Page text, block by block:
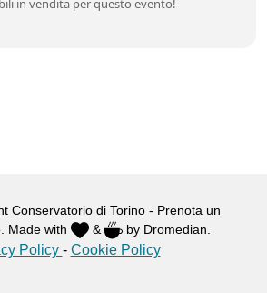
in vendita per questo evento!
Conservatorio di Torino - Prenota un
Made with
& by Dromedian.
Policy - Cookie Policy